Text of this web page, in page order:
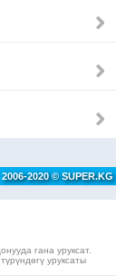
2006-2020 © SUPER.KG
гана уруксат.
уруксаты